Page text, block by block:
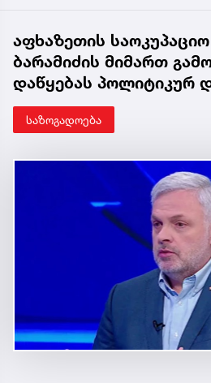
დავცემულიყავით. სხვა
შევინარჩუნებდით თუ არა,
რამდენიმე რამეს. 1921 წელს
მთავრობას ოსმალეთისთვის
რა ოსმალეთი-
დაეთმო ის ტერიტორიები, თუ
აპირებდნენ, ყოველ
ნაწილით აღმოჩნდებოდა", -
აფხაზეთის საოკუპაციო
ბარამიძის მიმართ
დაწყებას პოლიტიკურ
საზოგადოება